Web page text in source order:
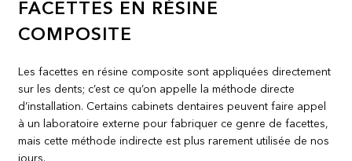
FACETTES EN RÉSINE
COMPOSITE
Les facettes en résine composite sont appliquées directement
sur les dents; c’est ce qu’on appelle la méthode directe
d’installation. Certains cabinets dentaires peuvent faire appel
à un laboratoire externe pour fabriquer ce genre de facettes,
mais cette méthode indirecte est plus rarement utilisée de nos
jours.